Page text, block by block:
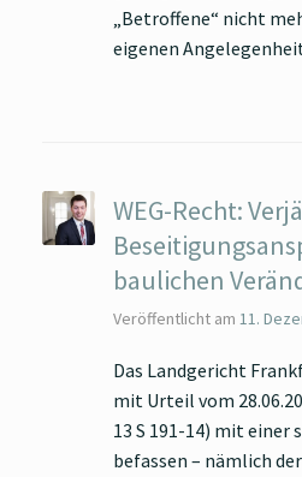
„Betroffene“ nicht
eigenen
WEG-Recht:
baulichen
Veröffentlicht am 11.
Das Landgericht
mit Urteil vom
13 S 191-14) mit einer
befassen – nämlich